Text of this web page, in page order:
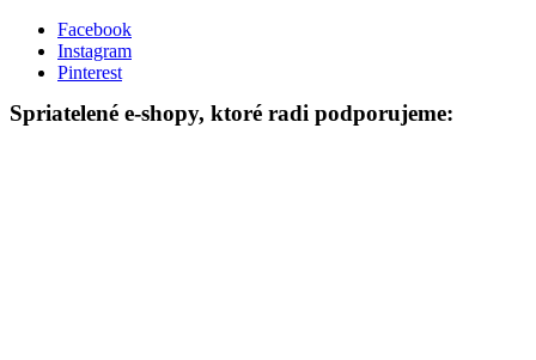
Facebook
Instagram
Pinterest
Spriatelené e-shopy, ktoré radi podporujeme: